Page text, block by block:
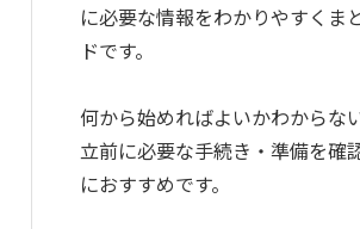
に必要な情報をわかりやすくま
ドです。
何から始めればよいかわからな
立前に必要な手続き・準備を確
におすすめです。